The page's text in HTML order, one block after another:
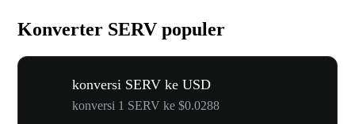
Konverter SERV populer
konversi SERV ke USD
konversi 1 SERV ke $0.0288